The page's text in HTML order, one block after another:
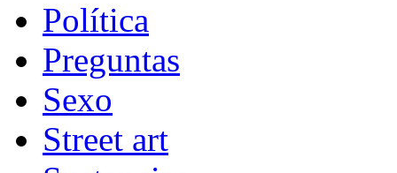
Política
Preguntas
Sexo
Street art